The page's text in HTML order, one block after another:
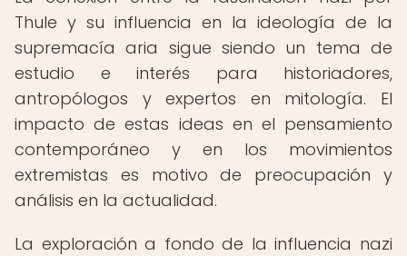
Thule y su influencia en la ideología de la
supremacía aria sigue siendo un tema de
estudio e interés para historiadores,
antropólogos y expertos en mitología. El
impacto de estas ideas en el pensamiento
contemporáneo y en los movimientos
extremistas es motivo de preocupación y
análisis en la actualidad.
La exploración a fondo de la influencia nazi